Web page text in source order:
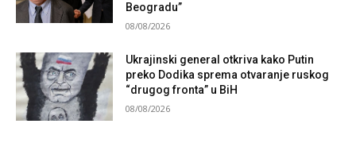
Beogradu”
08/08/2026
Ukrajinski general otkriva kako Putin
preko Dodika sprema otvaranje ruskog
“drugog fronta” u BiH
08/08/2026